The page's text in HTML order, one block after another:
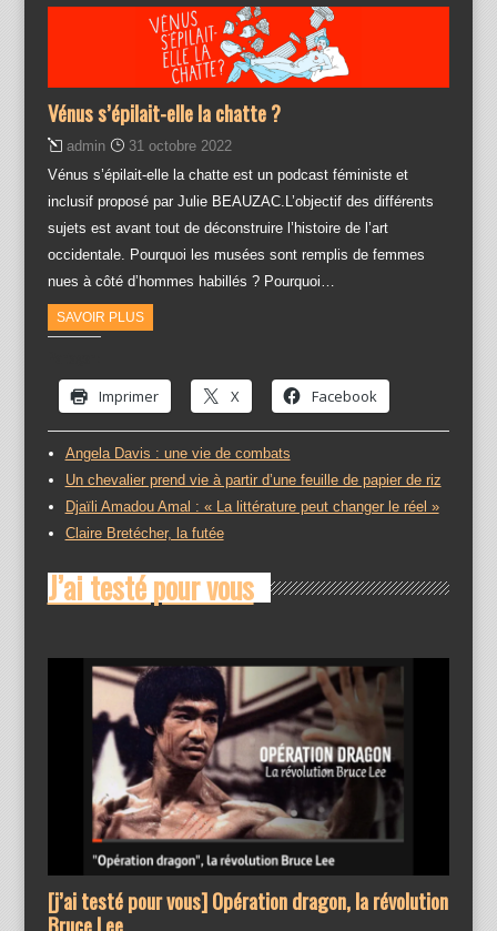
Vénus s’épilait-elle la chatte ?
admin
31 octobre 2022
Vénus s’épilait-elle la chatte est un podcast féministe et
inclusif proposé par Julie BEAUZAC.L’objectif des différents
sujets est avant tout de déconstruire l’histoire de l’art
occidentale. Pourquoi les musées sont remplis de femmes
nues à côté d’hommes habillés ? Pourquoi…
SAVOIR PLUS
Imprimer X Facebook
Angela Davis : une vie de combats
Un chevalier prend vie à partir d’une feuille de papier de riz
Djaïli Amadou Amal : « La littérature peut changer le réel »
Claire Bretécher, la futée
J’ai testé pour vous
[j’ai testé pour vous] Opération dragon, la révolution
Bruce Lee